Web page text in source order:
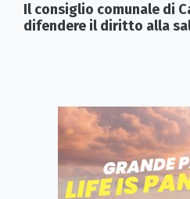
Il consiglio comunale di
difendere il diritto alla